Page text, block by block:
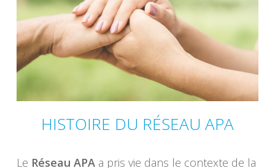
HISTOIRE DU RÉSEAU APA
Le Réseau APAa pris vie dans le contexte de la